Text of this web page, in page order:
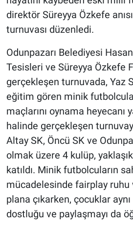
direktör Süreyya Özkefe
turnuvası düzenledi.
Odunpazarı Belediyesi
Tesisleri ve Süreyya Özkefe
gerçekleşen turnuvada, Yaz
eğitim gören minik
maçlarını oynama heyecanı
halinde gerçekleşen
Altay SK, Öncü SK ve
olmak üzere 4 kulüp,
katıldı. Minik futbolcuların
mücadelesinde fairplay
plana çıkarken, çocuklar
dostluğu ve paylaşmayı da